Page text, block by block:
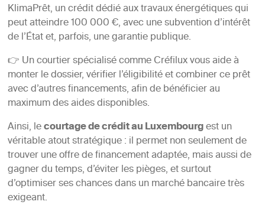
KlimaPrêt, un crédit dédié aux travaux énergétiques qui
peut atteindre 100 000 €, avec une subvention d’intérêt
de l’État et, parfois, une garantie publique.
👉 Un courtier spécialisé comme Créfilux vous aide à
monter le dossier, vérifier l’éligibilité et combiner ce prêt
avec d’autres financements, afin de bénéficier au
maximum des aides disponibles.
Ainsi, lecourtage de crédit au Luxembourgest un
véritable atout stratégique : il permet non seulement de
trouver une offre de financement adaptée, mais aussi de
gagner du temps, d’éviter les pièges, et surtout
d’optimiser ses chances dans un marché bancaire très
exigeant.